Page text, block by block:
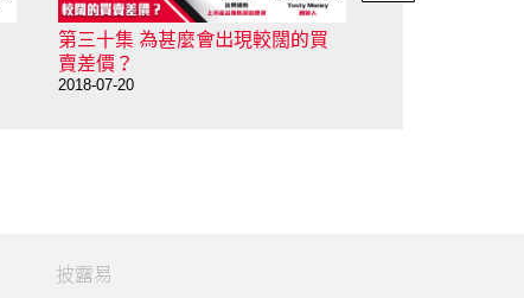
第二十九集 高街貨輪證是否代表
較容易買賣？
2018-07-19
披露易